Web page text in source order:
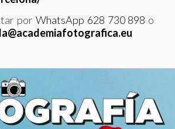
por WhatsApp 628 730 898 o